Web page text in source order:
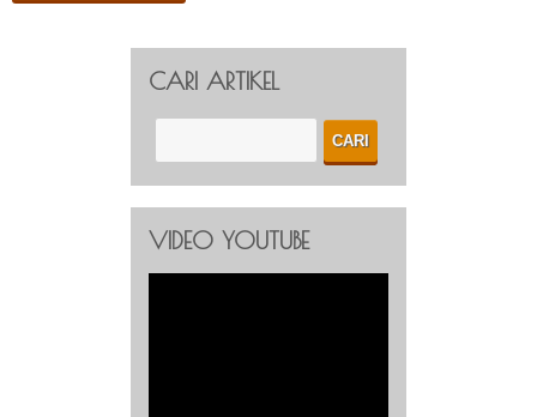
CARI ARTIKEL
VIDEO YOUTUBE